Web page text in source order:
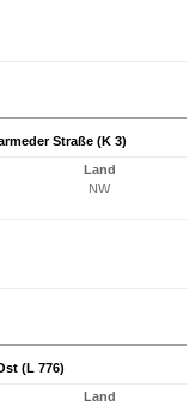
Straße (K 3)
Land
NW
(L 776)
Land